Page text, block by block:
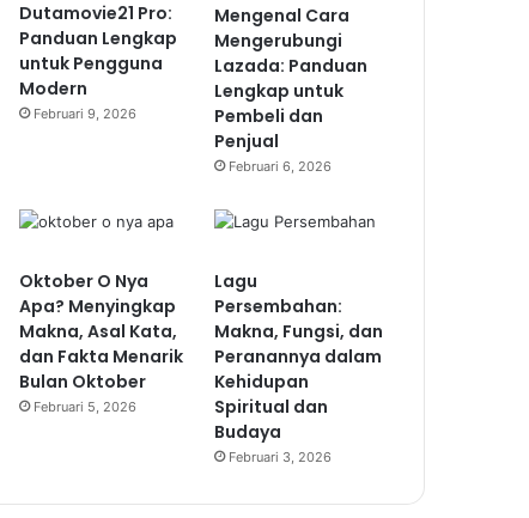
Dutamovie21 Pro:
Panduan Lengkap
untuk Pengguna
Modern
Februari 9, 2026
Mengenal Cara
Mengerubungi
Lazada: Panduan
Lengkap untuk
Pembeli dan
Penjual
Februari 6, 2026
Oktober O Nya
Apa? Menyingkap
Makna, Asal Kata,
dan Fakta Menarik
Bulan Oktober
Februari 5, 2026
Lagu
Persembahan:
Makna, Fungsi, dan
Peranannya dalam
Kehidupan
Spiritual dan
Budaya
Februari 3, 2026